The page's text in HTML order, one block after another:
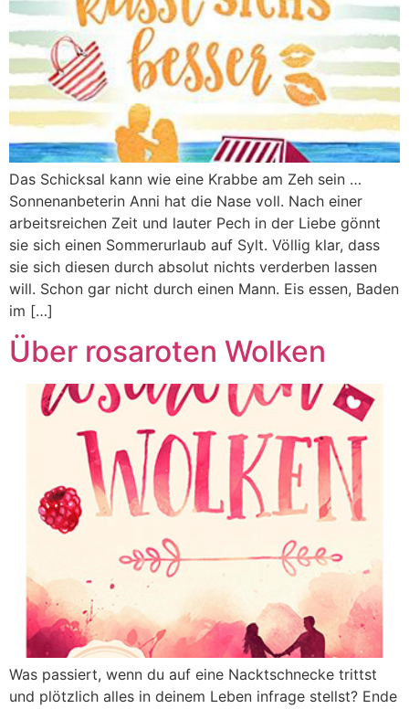
Das Schicksal kann wie eine Krabbe am Zeh sein …
Sonnenanbeterin Anni hat die Nase voll. Nach einer
arbeitsreichen Zeit und lauter Pech in der Liebe gönnt
sie sich einen Sommerurlaub auf Sylt. Völlig klar, dass
sie sich diesen durch absolut nichts verderben lassen
will. Schon gar nicht durch einen Mann. Eis essen, Baden
im […]
Über rosaroten Wolken
Was passiert, wenn du auf eine Nacktschnecke trittst
und plötzlich alles in deinem Leben infrage stellst? Ende